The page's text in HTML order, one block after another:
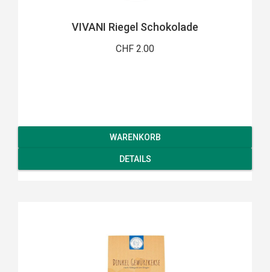
VIVANI Riegel Schokolade
CHF 2.00
WARENKORB
DETAILS